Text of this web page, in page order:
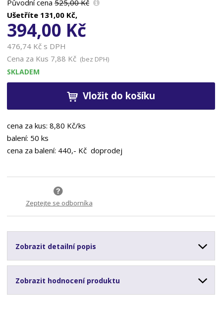
Původní cena525,00 Kč
Ušetříte 131,00 Kč,
394,00 Kč
476,74 Kč s DPH
Cena za Kus 7,88 Kč (bez DPH)
SKLADEM
Vložit do košíku
cena za kus: 8,80 Kč/ks
balení: 50 ks
cena za balení: 440,- Kč doprodej
Zeptejte se odborníka
Zobrazit detailní popis
Zobrazit hodnocení produktu